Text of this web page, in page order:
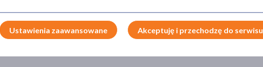
– 1 kapsułka raz dziennie. Kapsułkę
w trakcie posiłku, popijając wodą.
Ustawienia zaawansowane Akceptuję i przechodzę do serwisu